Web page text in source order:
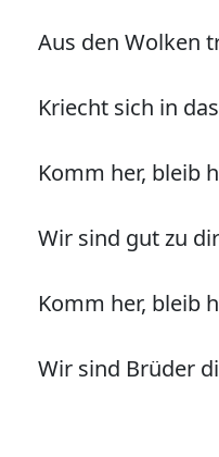
Aus den Wolken
Kriecht sich in
Komm her, bleib
Wir sind gut zu dir
Komm her, bleib
Wir sind Brüder